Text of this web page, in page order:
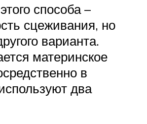
способа –
сцеживания, но
варианта.
материнское
в
два